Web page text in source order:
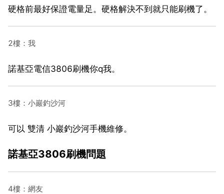
硬格前最好保證電量足。硬格解決不到就只能刷機了。
2樓：我
諾基亞電信3806刷機你q我。
3樓：小巖釣沙河
可以 雙清 小巖釣沙河手機維修。
諾基亞3806刷機問題
4樓：網友